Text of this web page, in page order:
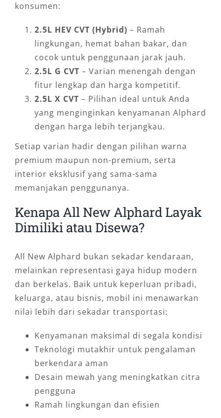
konsumen:
2.5L HEV CVT (Hybrid) – Ramah
lingkungan, hemat bahan bakar, dan
cocok untuk penggunaan jarak jauh.
2.5L G CVT – Varian menengah dengan
fitur lengkap dan harga kompetitif.
2.5L X CVT – Pilihan ideal untuk Anda
yang menginginkan kenyamanan Alphard
dengan harga lebih terjangkau.
Setiap varian hadir dengan pilihan warna
premium maupun non-premium, serta
interior eksklusif yang sama-sama
memanjakan penggunanya.
Kenapa All New Alphard Layak
Dimiliki atau Disewa?
All New Alphard bukan sekadar kendaraan,
melainkan representasi gaya hidup modern
dan berkelas. Baik untuk keperluan pribadi,
keluarga, atau bisnis, mobil ini menawarkan
nilai lebih dari sekadar transportasi:
Kenyamanan maksimal di segala kondisi
Teknologi mutakhir untuk pengalaman
berkendara aman
Desain mewah yang meningkatkan citra
pengguna
Ramah lingkungan dan efisien